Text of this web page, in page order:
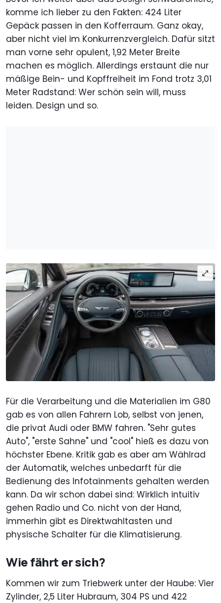
komme ich lieber zu den Fakten: 424 Liter
Gepäck passen in den Kofferraum. Ganz okay,
aber nicht viel im Konkurrenzvergleich. Dafür sitzt
man vorne sehr opulent, 1,92 Meter Breite
machen es möglich. Allerdings erstaunt die nur
mäßige Bein- und Kopffreiheit im Fond trotz 3,01
Meter Radstand: Wer schön sein will, muss
leiden. Design und so.
Für die Verarbeitung und die Materialien im G80
gab es von allen Fahrern Lob, selbst von jenen,
die privat Audi oder BMW fahren. "Sehr gutes
Auto", "erste Sahne" und "cool" hieß es dazu von
höchster Ebene. Kritik gab es aber am Wählrad
der Automatik, welches unbedarft für die
Bedienung des Infotainments gehalten werden
kann. Da wir schon dabei sind: Wirklich intuitiv
gehen Radio und Co. nicht von der Hand,
immerhin gibt es Direktwahltasten und
physische Schalter für die Klimatisierung.
Wie fährt er sich?
Kommen wir zum Triebwerk unter der Haube: Vier
Zylinder, 2,5 Liter Hubraum, 304 PS und 422